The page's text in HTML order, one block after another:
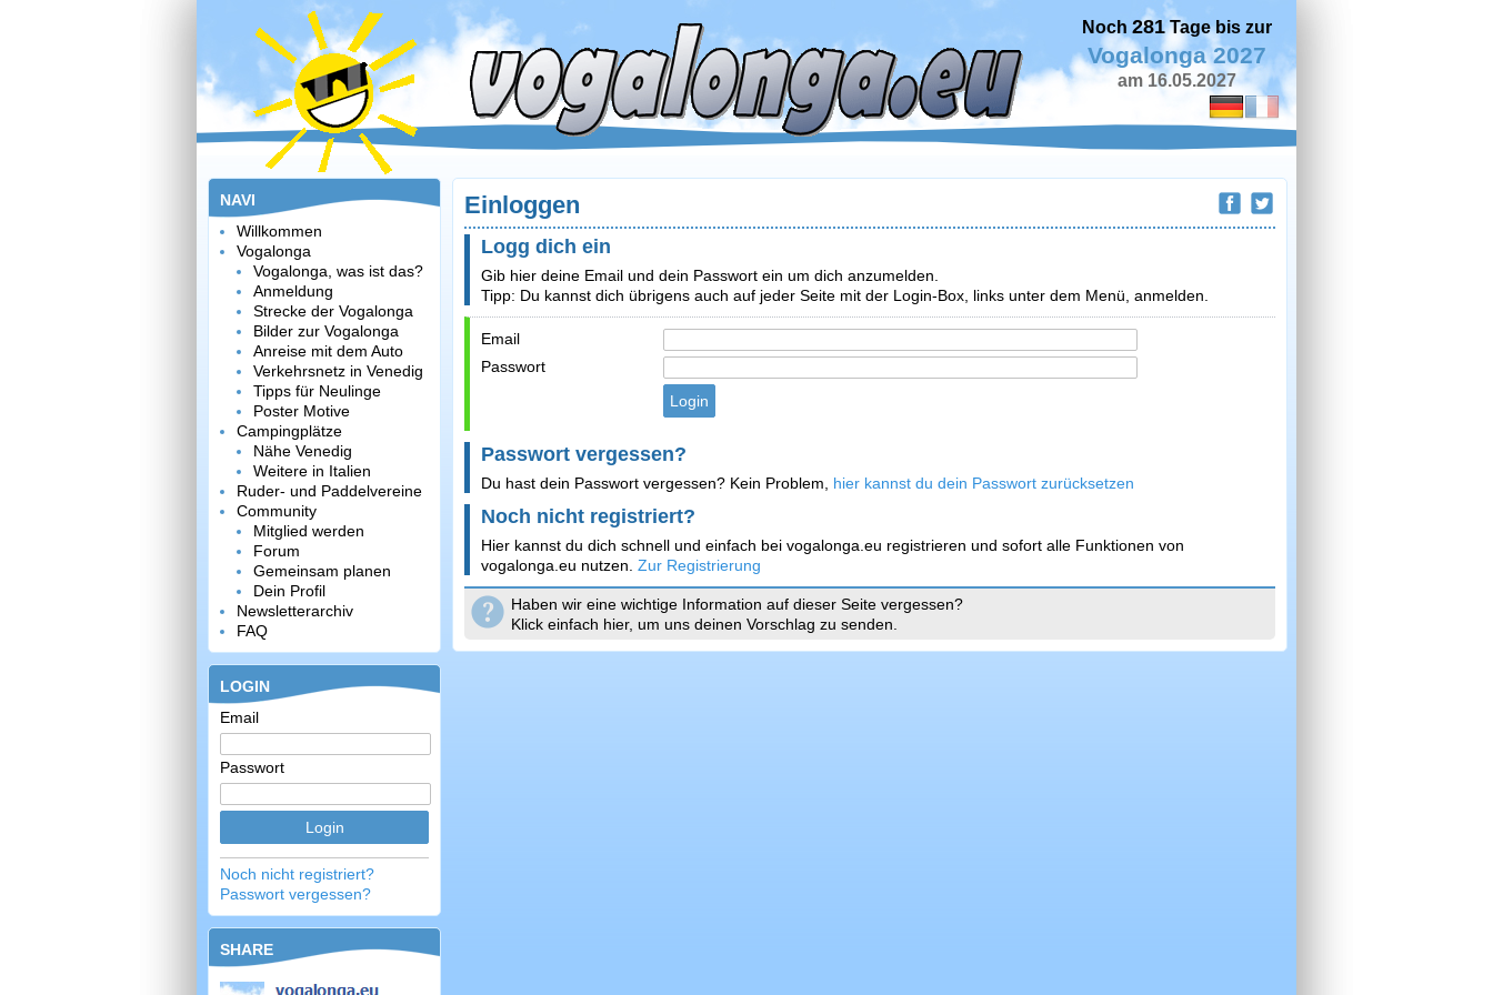
Noch 281Tage bis zur
Vogalonga 2027
am 16.05.2027
NAVI
Willkommen
Vogalonga
Vogalonga, was ist das?
Anmeldung
Strecke der Vogalonga
Bilder zur Vogalonga
Anreise mit dem Auto
Verkehrsnetz in Venedig
Tipps für Neulinge
Poster Motive
Campingplätze
Nähe Venedig
Weitere in Italien
Ruder- und Paddelvereine
Community
Mitglied werden
Forum
Gemeinsam planen
Dein Profil
Newsletterarchiv
FAQ
LOGIN
Email
Passwort
Noch nicht registriert?
Passwort vergessen?
SHARE
Einloggen
Logg dich ein
Gib hier deine Email und dein Passwort ein um dich anzumelden.
Tipp: Du kannst dich übrigens auch auf jeder Seite mit der Login-Box, links unter dem Menü, anmelden.
Email
Passwort
Passwort vergessen?
Du hast dein Passwort vergessen? Kein Problem, hier kannst du dein Passwort zurücksetzen
Noch nicht registriert?
Hier kannst du dich schnell und einfach bei vogalonga.eu registrieren und sofort alle Funktionen von
vogalonga.eu nutzen. Zur Registrierung
Haben wir eine wichtige Information auf dieser Seite vergessen?
Klick einfach hier, um uns deinen Vorschlag zu senden.